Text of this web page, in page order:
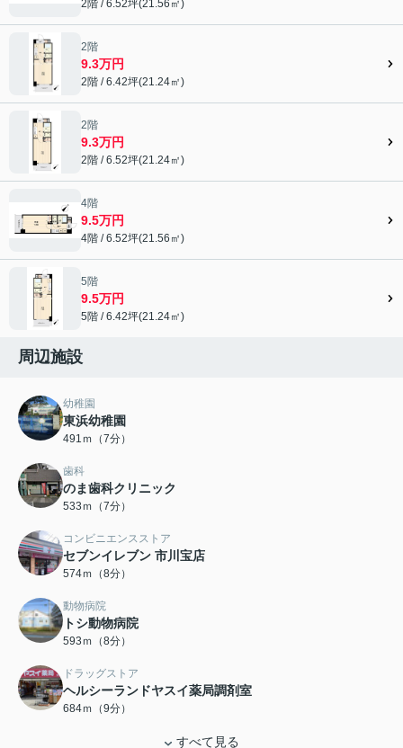
2階 / 6.52坪(21.56㎡)
2階
9.3万円
2階 / 6.42坪(21.24㎡)
2階
9.3万円
2階 / 6.52坪(21.24㎡)
4階
9.5万円
4階 / 6.52坪(21.56㎡)
5階
9.5万円
5階 / 6.42坪(21.24㎡)
周辺施設
幼稚園
東浜幼稚園
491ｍ（7分）
歯科
のま歯科クリニック
533ｍ（7分）
コンビニエンスストア
セブンイレブン 市川宝店
574ｍ（8分）
動物病院
トシ動物病院
593ｍ（8分）
ドラッグストア
ヘルシーランドヤスイ薬局調剤室
684ｍ（9分）
すべて見る